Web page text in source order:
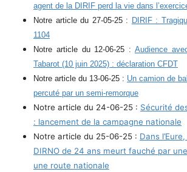
agent de la DIRIF perd la vie dans
Notre article du 27-05-25 : DIRIF :
1104
Notre article du 12-06-25 : Audience
Tabarot (10 juin 2025) : déclaration CFDT
Notre article du 13-06-25 : Un camion de
percuté par un semi-remorque
Notre article du 24-06-25 : Sécurité
: lancement de la campagne nationale
Notre article du 25-06-25 : Dans
DIRNO de 24 ans meurt fauché par
une route nationale